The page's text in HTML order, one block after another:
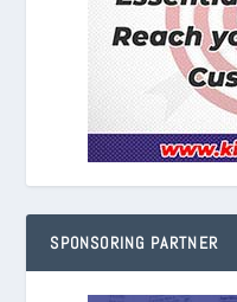
SPONSORING PARTNER